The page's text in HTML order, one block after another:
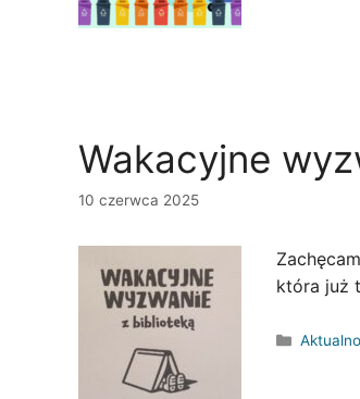
Wakacyjne
10 czerwca 2025
która już